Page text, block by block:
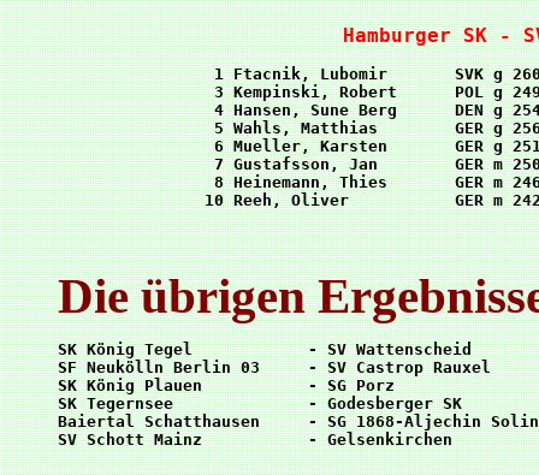
Hamburger SK -
1 Ftacnik, Lubomir       SVK g
3 Kempinski, Robert      POL g
4 Hansen, Sune Berg      DEN g
5 Wahls, Matthias        GER g
6 Mueller, Karsten       GER g
7 Gustafsson, Jan        GER m
8 Heinemann, Thies       GER m
Die übrigen
SK König Tegel            - SV Wattenscheid
SF Neukölln Berlin 03     - SV Castrop Rauxel
SK König Plauen           - SG Porz
SK Tegernsee              - Godesberger SK
Baiertal Schatthausen     - SG 1868-Aljechin